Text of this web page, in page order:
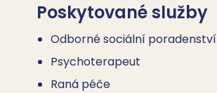
Poskytované služby
Odborné sociální poradenství
Psychoterapeut
Raná péče